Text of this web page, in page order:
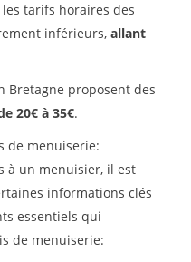
tarifs horaires des
inférieurs, allant
Bretagne proposent des
20€ à 35€.
de menuiserie:
à un menuisier, il est
informations clés
essentiels qui
de menuiserie: